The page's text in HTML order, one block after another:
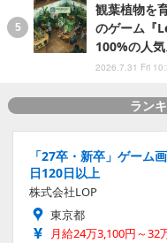
観葉植物を
のゲーム『
100%の人
2026.7.31 Fri
ラン
「27卒・新卒」ゲーム
日120日以上
株式会社LOP
東京都
月給24万3,100円～32